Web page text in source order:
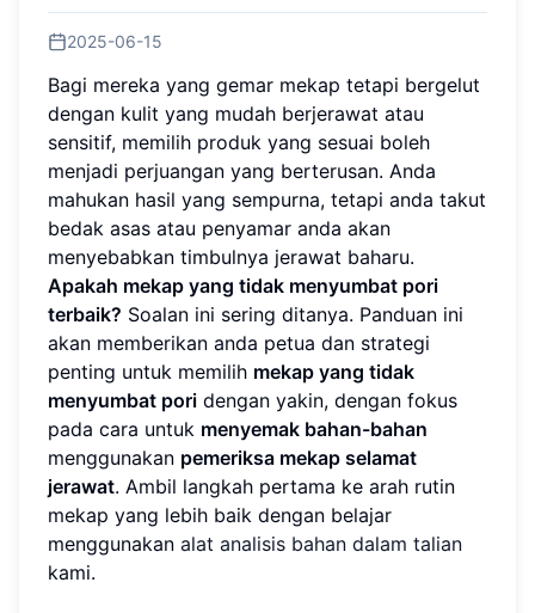
2025-06-15
Bagi mereka yang gemar mekap tetapi bergelut
dengan kulit yang mudah berjerawat atau
sensitif, memilih produk yang sesuai boleh
menjadi perjuangan yang berterusan. Anda
mahukan hasil yang sempurna, tetapi anda takut
bedak asas atau penyamar anda akan
menyebabkan timbulnya jerawat baharu.
Apakah mekap yang tidak menyumbat pori
terbaik? Soalan ini sering ditanya. Panduan ini
akan memberikan anda petua dan strategi
penting untuk memilih mekap yang tidak
menyumbat pori dengan yakin, dengan fokus
pada cara untuk menyemak bahan-bahan
menggunakan pemeriksa mekap selamat
jerawat. Ambil langkah pertama ke arah rutin
mekap yang lebih baik dengan belajar
menggunakan alat analisis bahan dalam talian
kami.